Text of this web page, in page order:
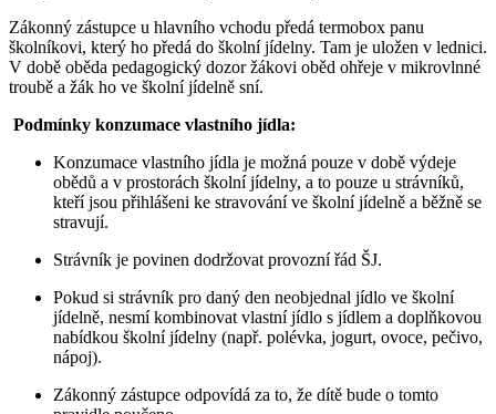
Zákonný zástupce u hlavního vchodu předá termobox panu
školníkovi, který ho předá do školní jídelny. Tam je uložen v lednici.
V době oběda pedagogický dozor žákovi oběd ohřeje v mikrovlnné
troubě a žák ho ve školní jídelně sní.
Podmínky konzumace vlastního jídla:
Konzumace vlastního jídla je možná pouze v době výdeje
obědů a v prostorách školní jídelny, a to pouze u strávníků,
kteří jsou přihlášeni ke stravování ve školní jídelně a běžně se
stravují.
Strávník je povinen dodržovat provozní řád ŠJ.
Pokud si strávník pro daný den neobjednal jídlo ve školní
jídelně, nesmí kombinovat vlastní jídlo s jídlem a doplňkovou
nabídkou školní jídelny (např. polévka, jogurt, ovoce, pečivo,
nápoj).
Zákonný zástupce odpovídá za to, že dítě bude o tomto